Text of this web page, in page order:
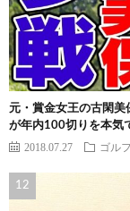
元・賞金女王の古閑美
が年内100切りを本気
2018.07.27 ゴル